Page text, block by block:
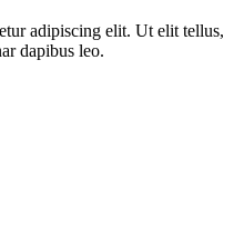
adipiscing elit. Ut elit tellus,
dapibus leo.